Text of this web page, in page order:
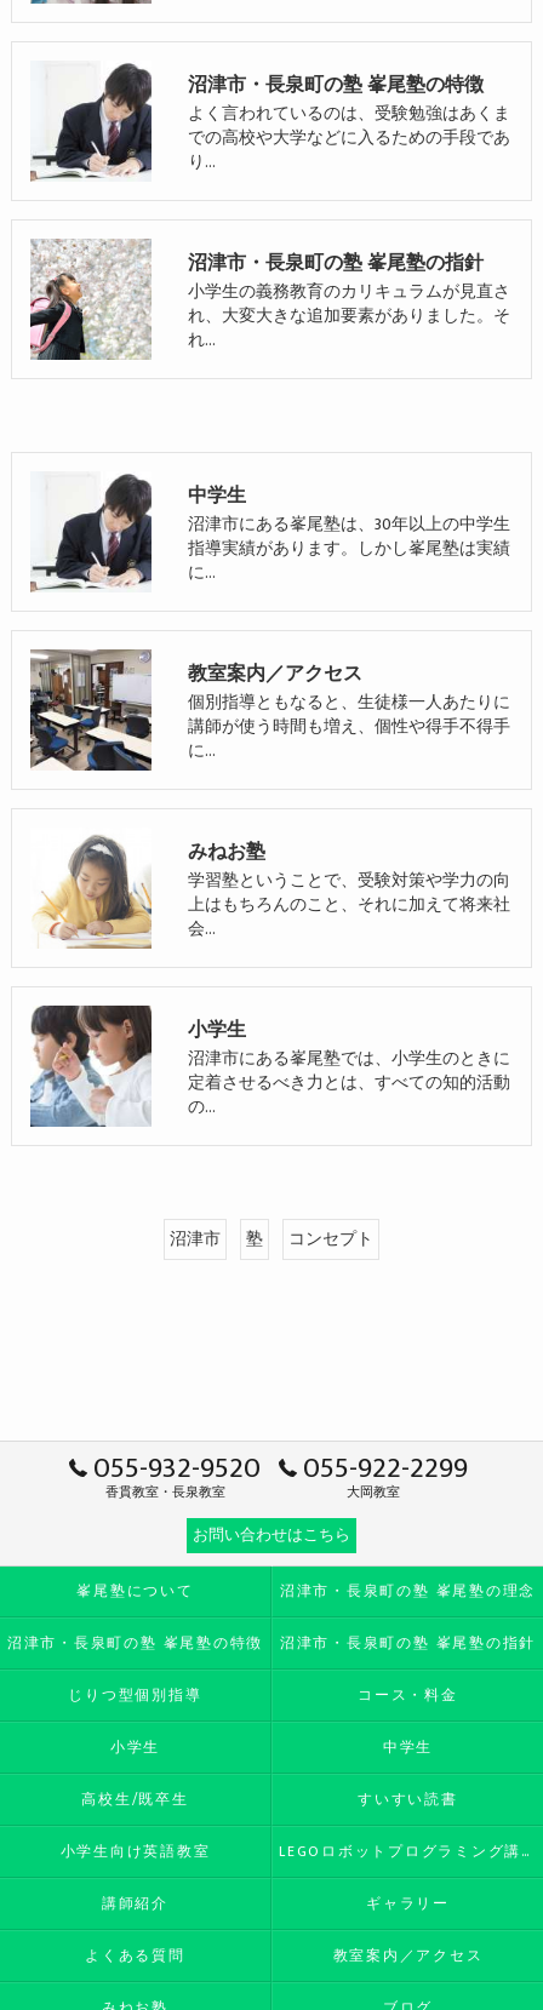
沼津市・長泉町の塾 峯尾塾の特徴
よく言われているのは、受験勉強はあくま
での高校や大学などに入るための手段であ
り…
沼津市・長泉町の塾 峯尾塾の指針
小学生の義務教育のカリキュラムが見直さ
れ、大変大きな追加要素がありました。そ
れ…
中学生
沼津市にある峯尾塾は、30年以上の中学生
指導実績があります。しかし峯尾塾は実績
に…
教室案内／アクセス
個別指導ともなると、生徒様一人あたりに
講師が使う時間も増え、個性や得手不得手
に…
みねお塾
学習塾ということで、受験対策や学力の向
上はもちろんのこと、それに加えて将来社
会…
小学生
沼津市にある峯尾塾では、小学生のときに
定着させるべき力とは、すべての知的活動
の…
沼津市 塾 コンセプト
055-932-9520
香貫教室・長泉教室 055-922-2299
大岡教室
お問い合わせはこちら
峯尾塾について 沼津市・長泉町の塾 峯尾塾の理念
沼津市・長泉町の塾 峯尾塾の特徴 沼津市・長泉町の塾 峯尾塾の指針
じりつ型個別指導 コース・料金
小学生 中学生
高校生/既卒生 すいすい読書
小学生向け英語教室 LEGOロボットプログラミング講座
講師紹介 ギャラリー
よくある質問 教室案内／アクセス